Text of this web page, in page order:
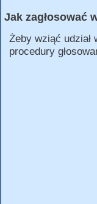
Jak zagłosować
Żeby wziąć udział
procedury